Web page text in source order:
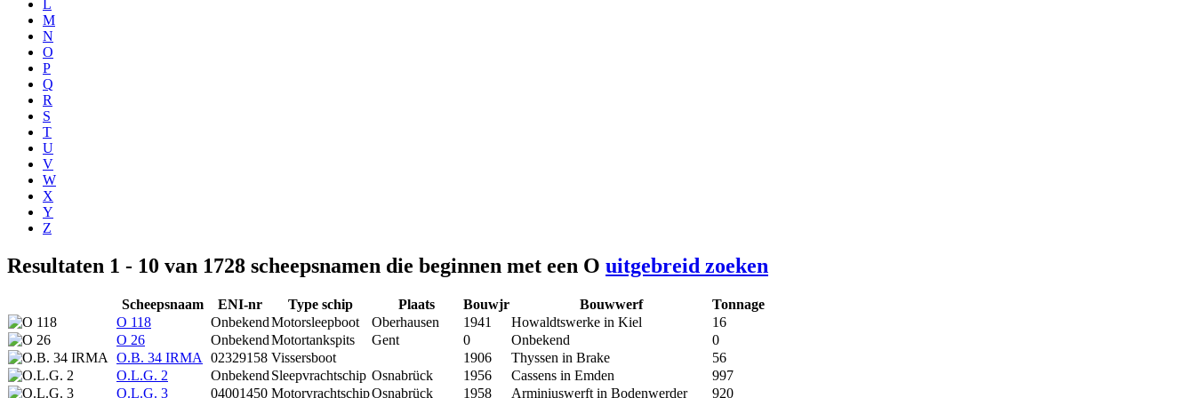
L
M
N
O
P
Q
R
S
T
U
V
W
X
Y
Z
Resultaten 1 - 10 van 1728 scheepsnamen die beginnen met een O uitgebreid zoeken
Scheepsnaam ENI-nr Type schip Plaats Bouwjr Bouwwerf
Tonnage
O 118
OnbekendMotorsleepboot Oberhausen 1941 Howaldtswerke in Kiel
16
O 26
OnbekendMotortankspits Gent 0 Onbekend
0
O.B. 34 IRMA
02329158 Vissersboot 1906 Thyssen in Brake
56
O.L.G. 2
Onbekend Sleepvrachtschip Osnabrück 1956 Cassens in Emden
997
O.L.G. 3
04001450 MotorvrachtschipOsnabrück 1958 Arminiuswerft in Bodenwerder 920